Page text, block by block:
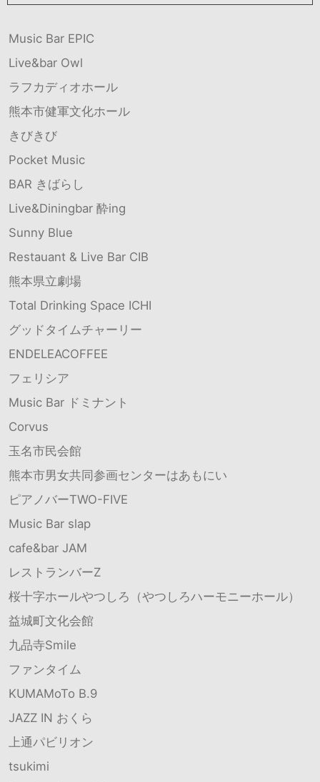
Music Bar EPIC
Live&bar Owl
ラフカディオホール
熊本市健軍文化ホール
きびきび
Pocket Music
BAR きばらし
Live&Diningbar 酔ing
Sunny Blue
Restauant & Live Bar CIB
熊本県立劇場
Total Drinking Space ICHI
グッドタイムチャーリー
ENDELEACOFFEE
フェリシア
Music Bar ドミナント
Corvus
玉名市民会館
熊本市男女共同参画センターはあもにい
ピアノバーTWO-FIVE
Music Bar slap
cafe&bar JAM
レストランバーZ
桜十字ホールやつしろ（やつしろハーモニーホール）
益城町文化会館
九品寺Smile
ファンタイム
KUMAMoTo B.9
JAZZ IN おくら
上通パビリオン
tsukimi